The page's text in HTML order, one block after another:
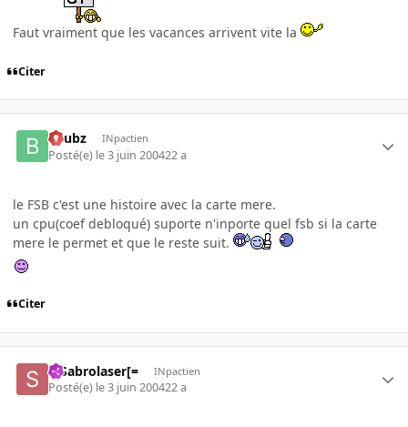
Faut vraiment que les vacances arrivent vite la
Citer
beubz INpactien
Posté(e) le 3 juin 200422 a
le FSB c'est une histoire avec la carte mere.
un cpu(coef debloqué) suporte n'inporte quel fsb si la carte
mere le permet et que le reste suit.
Citer
=]Sabrolaser[= INpactien
Posté(e) le 3 juin 200422 a